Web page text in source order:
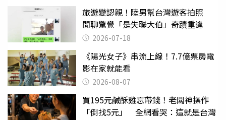
旅遊變認親！陸男幫台灣遊客拍照
閒聊驚覺「是失聯大伯」奇蹟重逢
2026-07-18
《陽光女子》串流上線！7.7億票房電
影在家就能看
2026-08-07
買195元鹹酥雞忘帶錢！老闆神操作
「倒找5元」 全網看哭：這就是台灣